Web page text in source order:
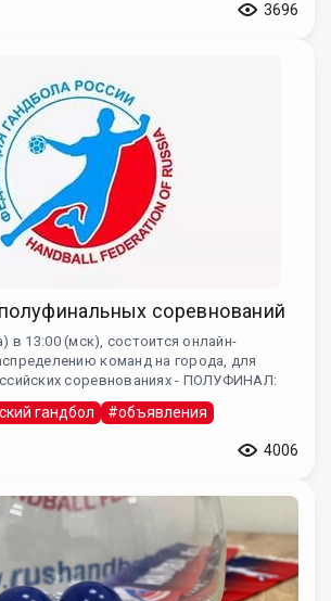
3696
соревнований
в 13:00 (мск), состоится онлайн-
команд на города, для
соревнованиях - ПОЛУФИНАЛ:
гандбол #объявления
4006